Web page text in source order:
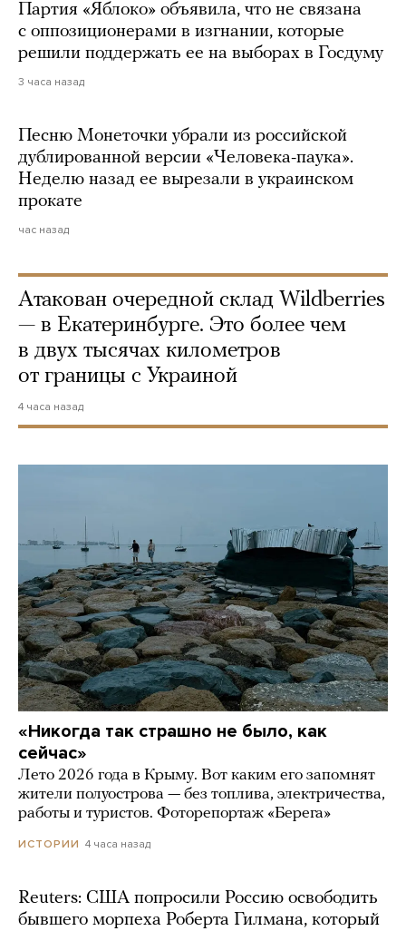
Партия «Яблоко» объявила, что не связана
с оппозиционерами в изгнании, которые
решили поддержать ее на выборах в Госдуму
3 часа назад
Песню Монеточки убрали из российской
дублированной версии «Человека-паука».
Неделю назад ее вырезали в украинском
прокате
час назад
Атакован очередной склад Wildberries
— в Екатеринбурге. Это более чем
в двух тысячах километров
от границы с Украиной
4 часа назад
«Никогда так страшно не было, как
сейчас»
Лето 2026 года в Крыму. Вот каким его запомнят
жители полуострова — без топлива, электричества,
работы и туристов. Фоторепортаж «Берега»
ИСТОРИИ 4 часа назад
Reuters: США попросили Россию освободить
бывшего морпеха Роберта Гилмана, который